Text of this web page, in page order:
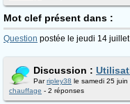
Mot clef présent dans :
Question postée le jeudi 14
Discussion :
Parripley38 le samedi 25
chauffage - 2 réponses